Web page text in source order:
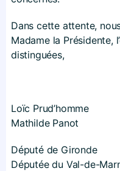
Dans cette attente,
Madame la Présidente,
distinguées,
Loïc
Mathilde Panot
Député
Députée du Val-de-